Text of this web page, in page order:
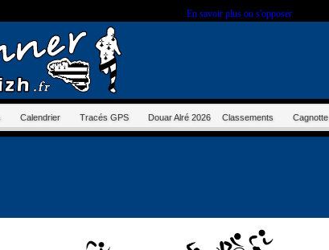
En savoir plus ou s'opposer.
Calendrier Tracés GPS Douar Alré 2026 Classements Cagnotte